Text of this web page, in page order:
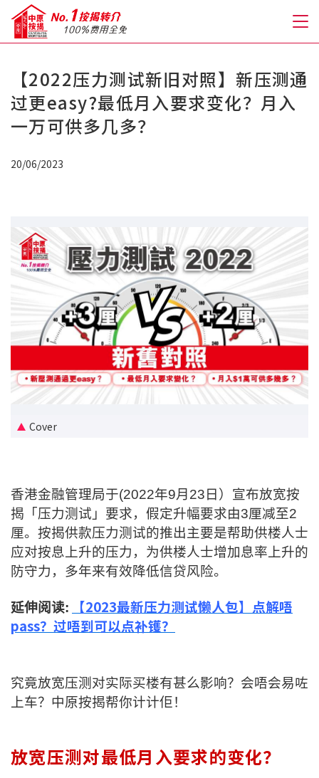
关于我们
格到至抵按揭
人才房贷・开户优惠
免费开户转介服务
私人贷款
优惠礼遇
新盘优越按揭优惠
中原按揭标签优惠
转按计算
置业预算
供款年期计算
工商铺按揭计算
免费物业估价
按揭全面睇
【2022压力测试新旧对照】新压测通
过更easy?最低月入要求变化？月入
一万可供多几多？
20/06/2023
Cover
香港金融管理局于(2022年9月23日）宣布放宽按
揭「压力测试」要求，假定升幅要求由3厘减至2
厘。按揭供款压力测试的推出主要是帮助供楼人士
应对按息上升的压力，为供楼人士增加息率上升的
防守力，多年来有效降低信贷风险。
延伸阅读:
【2023最新压力测试懒人包】点解唔
pass？过唔到可以点补镬？
究竟放宽压测对实际买楼有甚么影响？会唔会易咗
上车？中原按揭帮你计计佢！
放宽压测对最低月入要求的变化？